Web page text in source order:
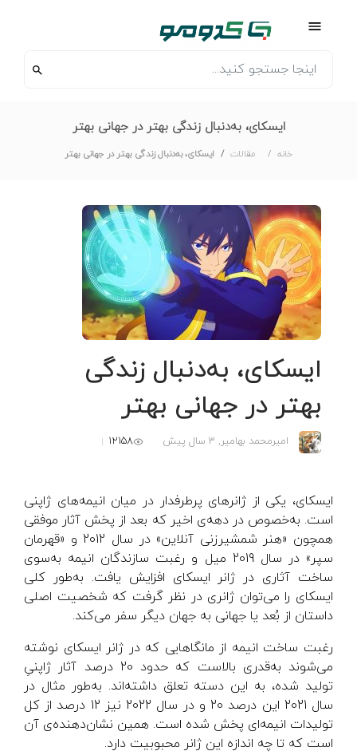
ایسکای، به‌دنبال زندگی بهتر در جهانی بهتر
خانه مقالات ایسکای، به‌دنبال زندگی بهتر در جهانی بهتر
ایسکای، به‌دنبال زندگی
بهتر در جهانی بهتر
امیرمحمد بهامیر, 3 سال پیش 12158
ایسکای، یکی از ژانرهای پرطرفدار در میان انیمه‌های ژاپنی
است. به‌خصوص در دهه‌ی اخیر که بعد از پخش آثار موفقی
همچون «هنر شمشیرزنی آنلاین» در سال 2012 و «قهرمان
سپر» در سال 2019 میل و رغبت سازندگان انیمه به‌سوی
ساخت آثاری در ژانر ایسکای افزایش یافت. به‌طور کلی
ایسکای را می‌توان ژانری در نظر گرفت که شخصیت اصلی
داستان از بُعد یا جهانی به جهان دیگر سفر می‌کند.
رغبت ساخت انیمه از مانگاهایی که در ژانر ایسکای نوشته
می‌شوند به‌قدری بالاست که حدود 20 درصد آثار ژاپنیِ
تولید شده، به این دسته تعلق داشته‌اند. به‌طور مثال در
سال 2021 این درصد 20 و در سال 2022 نیز 12 درصد از کل
تولیدات انیمه‌ای پخش شده است. همین نشان‌دهنده‌ی آن
است که تا چه اندازه این ژانر محبوبیت دارد.